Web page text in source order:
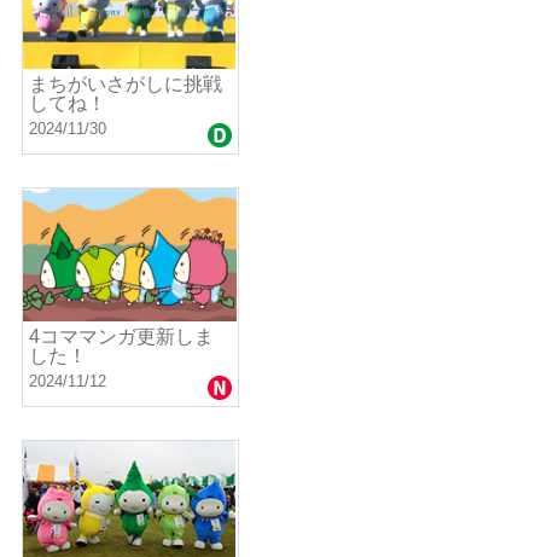
まちがいさがしに挑戦
してね！
2024/11/30
4コママンガ更新しま
した！
2024/11/12